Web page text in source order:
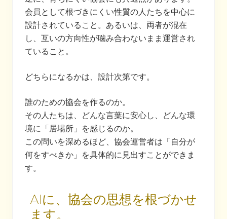
会員として根づきにくい性質の人たちを中心に
設計されていること。あるいは、両者が混在
し、互いの方向性が噛み合わないまま運営され
ていること。
どちらになるかは、設計次第です。
誰のための協会を作るのか。
その人たちは、どんな言葉に安心し、どんな環
境に「居場所」を感じるのか。
この問いを深めるほど、協会運営者は「自分が
何をすべきか」を具体的に見出すことができま
す。
AIに、協会の思想を根づかせ
ます。